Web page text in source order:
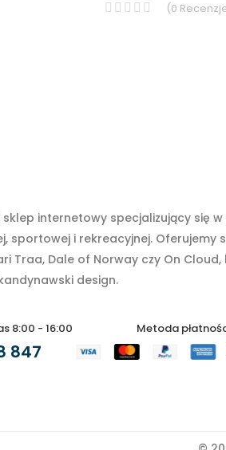
(0
internetowy specjalizujący się w
sportowej i rekreacyjnej. Oferujemy
Traa, Dale of Norway czy On Cloud,
design.
8:00 - 16:00
847
Metoda